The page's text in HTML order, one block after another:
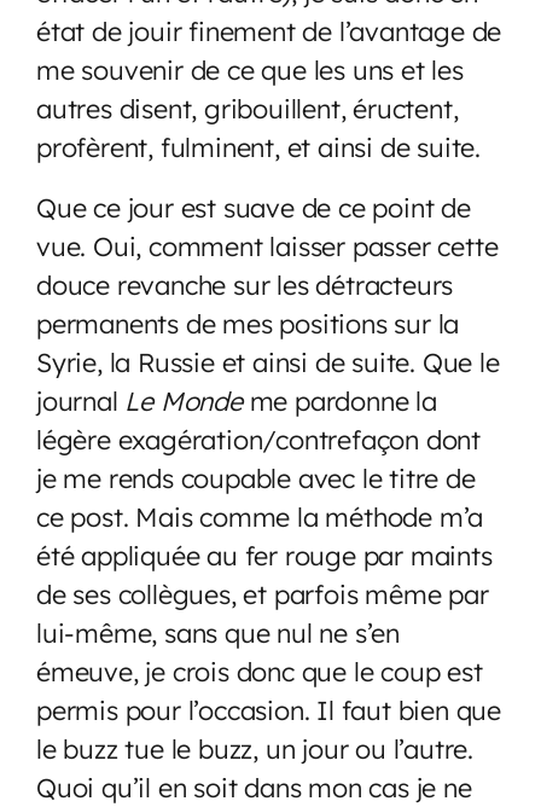
état de jouir finement de l’avantage de
me souvenir de ce que les uns et les
autres disent, gribouillent, éructent,
profèrent, fulminent, et ainsi de suite.
Que ce jour est suave de ce point de
vue. Oui, comment laisser passer cette
douce revanche sur les détracteurs
permanents de mes positions sur la
Syrie, la Russie et ainsi de suite. Que le
journal Le Mondeme pardonne la
légère exagération/contrefaçon dont
je me rends coupable avec le titre de
ce post. Mais comme la méthode m’a
été appliquée au fer rouge par maints
de ses collègues, et parfois même par
lui-même, sans que nul ne s’en
émeuve, je crois donc que le coup est
permis pour l’occasion. Il faut bien que
le buzz tue le buzz, un jour ou l’autre.
Quoi qu’il en soit dans mon cas je ne